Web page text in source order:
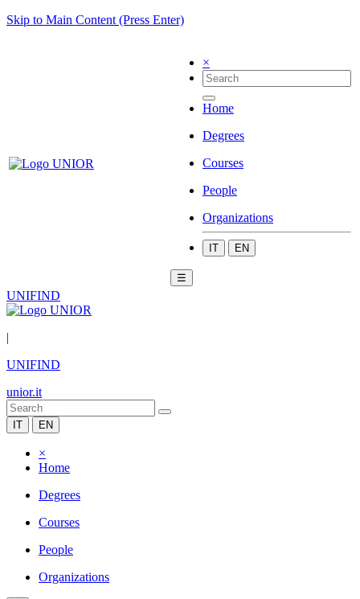
Skip to Main Content (Press Enter)
×
Home
Degrees
Courses
People
Organizations
IT EN
☰
UNIFIND
|
UNIFIND
unior.it
IT EN
×
Home
Degrees
Courses
People
Organizations